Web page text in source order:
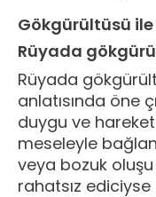
Gökgürültüsü
Rüyada
Rüyada
anlatısında öne
duygu ve
meseleyle
veya bozuk
rahatsız